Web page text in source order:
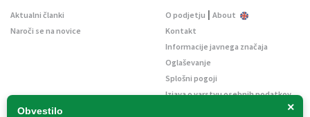
×
Obvestilo
Aktualni članki
Naroči se na novice
O podjetju | About
Kontakt
Informacije javnega značaja
Oglaševanje
Splošni pogoji
Izjava o varstvu osebnih podatkov